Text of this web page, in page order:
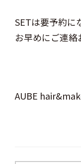
SETは要予約に
お早めにご連絡
AUBE